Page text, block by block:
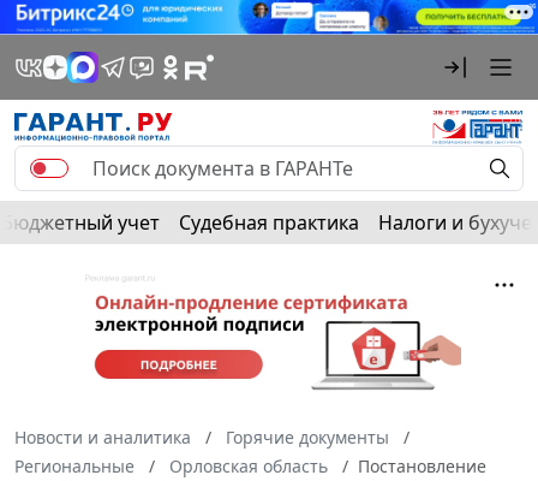
Бюджетный учет Судебная практика Налоги и
Новости и аналитика
Горячие документы
Региональные
Орловская область
Постановление